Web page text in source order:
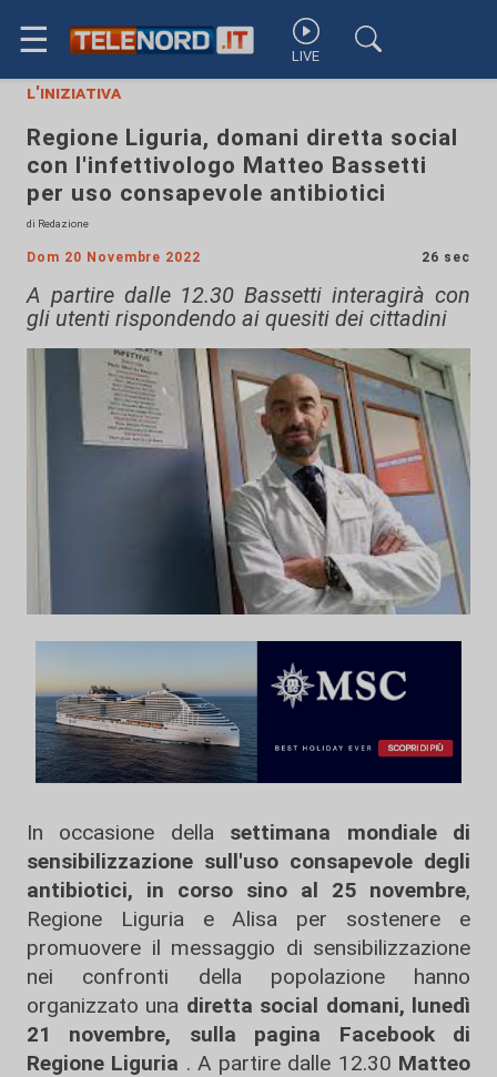
☰ LIVE
l'iniziativa
Regione Liguria, domani diretta social
con l'infettivologo Matteo Bassetti
per uso consapevole antibiotici
di Redazione
Dom 20 Novembre 2022 26 sec
A partire dalle 12.30 Bassetti interagirà con
gli utenti rispondendo ai quesiti dei cittadini
In occasione della settimana mondiale di
sensibilizzazione sull'uso consapevole degli
antibiotici, in corso sino al 25 novembre,
Regione Liguria e Alisa per sostenere e
promuovere il messaggio di sensibilizzazione
nei confronti della popolazione hanno
organizzato una diretta social domani, lunedì
21 novembre, sulla pagina Facebook di
Regione Liguria . A partire dalle 12.30 Matteo